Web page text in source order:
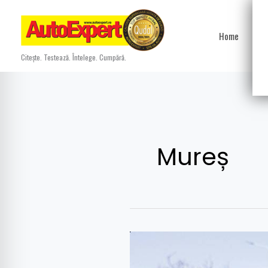
content
Citește. Testează. Întelege. Cumpără.
Home
Mureș